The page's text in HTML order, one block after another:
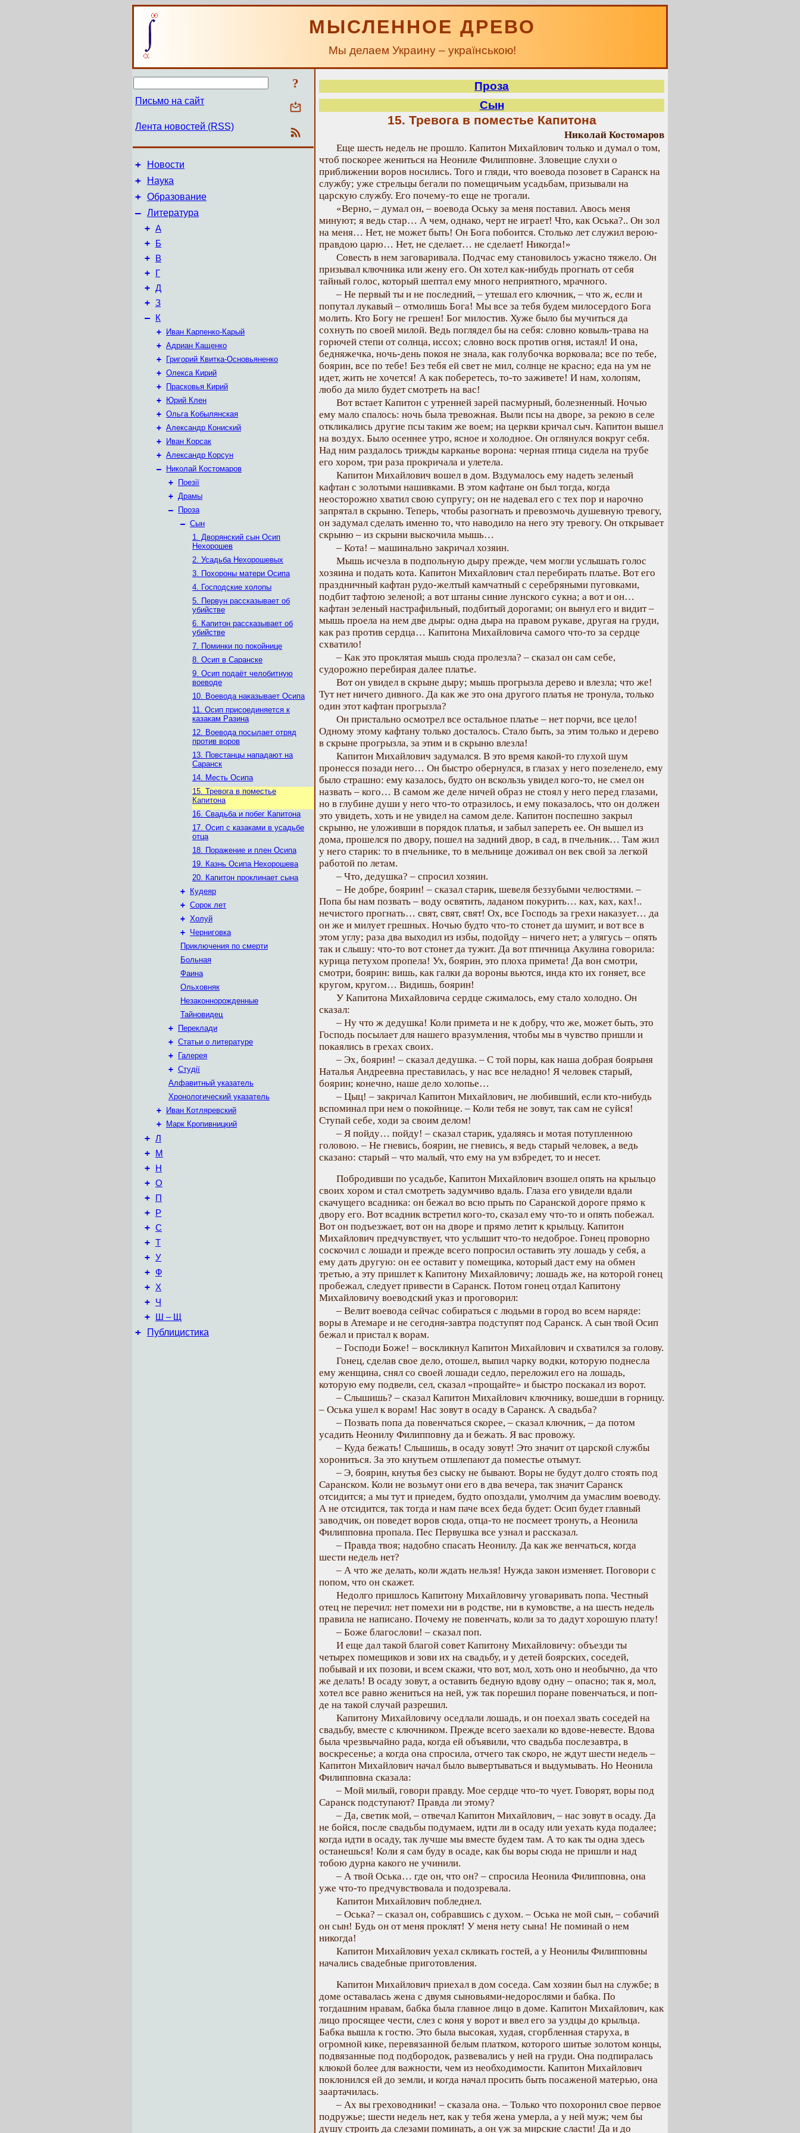
МЫСЛЕННОЕ ДРЕВО
Мы делаем Украину – українською!
?
Письмо на сайт
Лента новостей (RSS)
+ Новости
+ Наука
+ Образование
– Литература
+ А
+ Б
+ В
+ Г
+ Д
+ З
– К
+
Иван Карпенко-Карый
+ Адриан Кащенко
+
Григорий Квитка-Основьяненко
+ Олекса Кирий
+
Прасковья Кирий
+
Юрий Клен
+ Ольга Кобылянская
+ Александр Кониский
+
Иван Корсак
+ Александр Корсун
–
Николай Костомаров
+
Поезії
+ Драмы
–
Проза
– Сын
1. Дворянский сын Осип
Нехорошев
2. Усадьба Нехорошевых
3. Похороны матери Осипа
4. Господские холопы
5. Первун рассказывает об
убийстве
6. Капитон рассказывает об
убийстве
7. Поминки по покойнице
8. Осип в Саранске
9. Осип подаёт челобитную
воеводе
10. Воевода наказывает Осипа
11. Осип присоединяется к
казакам Разина
12. Воевода посылает отряд
против воров
13. Повстанцы нападают на
Саранск
14. Месть Осипа
15. Тревога в поместье
Капитона
16. Свадьба и побег Капитона
17. Осип с казаками в усадьбе
отца
18. Поражение и плен Осипа
19. Казнь Осипа Нехорошева
20. Капитон проклинает сына
+
Кудеяр
+ Сорок лет
+ Холуй
+ Черниговка
Приключения по смерти
Больная
Фаина
Ольховняк
Незаконнорожденные
Тайновидец
+
Переклади
+ Статьи о литературе
+
Галерея
+ Студії
Алфавитный указатель
Хронологический указатель
+
Иван Котляревский
+
Марк Кропивницкий
+ Л
+ М
+ Н
+ О
+ П
+ Р
+ С
+ Т
+ У
+ Ф
+ Х
+ Ч
+ Ш – Щ
+ Публицистика
Проза
Сын
15. Тревога в поместье Капитона
Николай Костомаров
Еще шесть недель не прошло. Капитон Михайлович только и думал о том,
чтоб поскорее жениться на Неониле Филипповне. Зловещие слухи о
приближении воров носились. Того и гляди, что воевода позовет в Саранск на
службу; уже стрельцы бегали по помещичьим усадьбам, призывали на
царскую службу. Его почему-то еще не трогали.
«Верно, – думал он, – воевода Оську за меня поставил. Авось меня
минуют; я ведь стар… А чем, однако, черт не играет! Что, как Оська?.. Он зол
на меня… Нет, не может быть! Он Бога побоится. Столько лет служил верою-
правдою царю… Нет, не сделает… не сделает! Никогда!»
Совесть в нем заговаривала. Подчас ему становилось ужасно тяжело. Он
призывал ключника или жену его. Он хотел как-нибудь прогнать от себя
тайный голос, который шептал ему много неприятного, мрачного.
– Не первый ты и не последний, – утешал его ключник, – что ж, если и
попутал лукавый – отмолишь Бога! Мы все за тебя будем милосердого Бога
молить. Кто Богу не грешен! Бог милостив. Хуже было бы мучиться да
сохнуть по своей милой. Ведь поглядел бы на себя: словно ковыль-трава на
горючей степи от солнца, иссох; словно воск против огня, истаял! И она,
бедняжечка, ночь-день покоя не знала, как голубочка ворковала; все по тебе,
боярин, все по тебе! Без тебя ей свет не мил, солнце не красно; еда на ум не
идет, жить не хочется! А как поберетесь, то-то заживете! И нам, холопям,
любо да мило будет смотреть на вас!
Вот встает Капитон с утренней зарей пасмурный, болезненный. Ночью
ему мало спалось: ночь была тревожная. Выли псы на дворе, за рекою в селе
откликались другие псы таким же воем; на церкви кричал сыч. Капитон вышел
на воздух. Было осеннее утро, ясное и холодное. Он оглянулся вокруг себя.
Над ним раздалось трижды карканье ворона: черная птица сидела на трубе
его хором, три раза прокричала и улетела.
Капитон Михайлович вошел в дом. Вздумалось ему надеть зеленый
кафтан с золотыми нашивками. В этом кафтане он был тогда, когда
неосторожно хватил свою супругу; он не надевал его с тех пор и нарочно
запрятал в скрыню. Теперь, чтобы разогнать и превозмочь душевную тревогу,
он задумал сделать именно то, что наводило на него эту тревогу. Он открывает
скрыню – из скрыни выскочила мышь…
– Кота! – машинально закричал хозяин.
Мышь исчезла в подпольную дыру прежде, чем могли услышать голос
хозяина и подать кота. Капитон Михайлович стал перебирать платье. Вот его
праздничный кафтан рудо-желтый камчатный с серебряными пуговками,
подбит тафтою зеленой; а вот штаны синие лунского сукна; а вот и он…
кафтан зеленый настрафильный, подбитый дорогами; он вынул его и видит –
мышь проела на нем две дыры: одна дыра на правом рукаве, другая на груди,
как раз против сердца… Капитона Михайловича самого что-то за сердце
схватило!
– Как это проклятая мышь сюда пролезла? – сказал он сам себе,
судорожно перебирая далее платье.
Вот он увидел в скрыне дыру; мышь прогрызла дерево и влезла; что же!
Тут нет ничего дивного. Да как же это она другого платья не тронула, только
один этот кафтан прогрызла?
Он пристально осмотрел все остальное платье – нет порчи, все цело!
Одному этому кафтану только досталось. Стало быть, за этим только и дерево
в скрыне прогрызла, за этим и в скрыню влезла!
Капитон Михайлович задумался. В это время какой-то глухой шум
пронесся позади него… Он быстро обернулся, в глазах у него позеленело, ему
было страшно: ему казалось, будто он вскользь увидел кого-то, не смел он
назвать – кого… В самом же деле ничей образ не стоял у него перед глазами,
но в глубине души у него что-то отразилось, и ему показалось, что он должен
это увидеть, хоть и не увидел на самом деле. Капитон поспешно закрыл
скрыню, не уложивши в порядок платья, и забыл запереть ее. Он вышел из
дома, прошелся по двору, пошел на задний двор, в сад, в пчельник… Там жил
у него старик: то в пчельнике, то в мельнице доживал он век свой за легкой
работой по летам.
– Что, дедушка? – спросил хозяин.
– Не добре, боярин! – сказал старик, шевеля беззубыми челюстями. –
Попа бы нам позвать – воду освятить, ладаном покурить… ках, ках, ках!..
нечистого прогнать… свят, свят, свят! Ох, все Господь за грехи наказует… да
он же и милует грешных. Ночью будто что-то стонет да шумит, и вот все в
этом углу; раза два выходил из избы, подойду – ничего нет; а улягусь – опять
так и слышу: что-то вот стонет да тужит. Да вот птичница Акулина говорила:
курица петухом пропела! Ух, боярин, это плоха примета! Да вон смотри,
смотри, боярин: вишь, как галки да вороны вьются, инда кто их гоняет, все
кругом, кругом… Видишь, боярин!
У Капитона Михайловича сердце сжималось, ему стало холодно. Он
сказал:
– Ну что ж дедушка! Коли примета и не к добру, что же, может быть, это
Господь посылает для нашего вразумления, чтобы мы в чувство пришли и
покаялись в грехах своих.
– Эх, боярин! – сказал дедушка. – С той поры, как наша добрая боярыня
Наталья Андреевна преставилась, у нас все неладно! Я человек старый,
боярин; конечно, наше дело холопье…
– Цыц! – закричал Капитон Михайлович, не любивший, если кто-нибудь
вспоминал при нем о покойнице. – Коли тебя не зовут, так сам не суйся!
Ступай себе, ходи за своим делом!
– Я пойду… пойду! – сказал старик, удаляясь и мотая потупленною
головою. – Не гневись, боярин, не гневись, я ведь старый человек, а ведь
сказано: старый – что малый, что ему на ум взбредет, то и несет.
Побродивши по усадьбе, Капитон Михайлович взошел опять на крыльцо
своих хором и стал смотреть задумчиво вдаль. Глаза его увидели вдали
скачущего всадника: он бежал во всю прыть по Саранской дороге прямо к
двору его. Вот всадник встретил кого-то, сказал ему что-то и опять побежал.
Вот он подъезжает, вот он на дворе и прямо летит к крыльцу. Капитон
Михайлович предчувствует, что услышит что-то недоброе. Гонец проворно
соскочил с лошади и прежде всего попросил оставить эту лошадь у себя, а
ему дать другую: он ее оставит у помещика, который даст ему на обмен
третью, а эту пришлет к Капитону Михайловичу; лошадь же, на которой гонец
пробежал, следует привести в Саранск. Потом гонец отдал Капитону
Михайловичу воеводский указ и проговорил:
– Велит воевода сейчас собираться с людьми в город во всем наряде:
воры в Атемаре и не сегодня-завтра подступят под Саранск. А сын твой Осип
бежал и пристал к ворам.
– Господи Боже! – воскликнул Капитон Михайлович и схватился за голову.
Гонец, сделав свое дело, отошел, выпил чарку водки, которую поднесла
ему женщина, снял со своей лошади седло, переложил его на лошадь,
которую ему подвели, сел, сказал «прощайте» и быстро поскакал из ворот.
– Слышишь? – сказал Капитон Михайлович ключнику, вошедши в горницу.
– Оська ушел к ворам! Нас зовут в осаду в Саранск. А свадьба?
– Позвать попа да повенчаться скорее, – сказал ключник, – да потом
усадить Неонилу Филипповну да и бежать. Я вас провожу.
– Куда бежать! Слышишь, в осаду зовут! Это значит от царской службы
хорониться. За это кнутьем отшлепают да поместье отымут.
– Э, боярин, кнутья без сыску не бывают. Воры не будут долго стоять под
Саранском. Коли не возьмут они его в два вечера, так значит Саранск
отсидится; а мы тут и приедем, будто опоздали, умолчим да умаслим воеводу.
А не отсидится, так тогда и нам паче всех беда будет: Осип будет главный
заводчик, он поведет воров сюда, отца-то не посмеет тронуть, а Неонила
Филипповна пропала. Пес Первушка все узнал и рассказал.
– Правда твоя; надобно спасать Неонилу. Да как же венчаться, когда
шести недель нет?
– А что же делать, коли ждать нельзя! Нужда закон изменяет. Поговори с
попом, что он скажет.
Недолго пришлось Капитону Михайловичу уговаривать попа. Честный
отец не перечил: нет помехи ни в родстве, ни в кумовстве, а на шесть недель
правила не написано. Почему не повенчать, коли за то дадут хорошую плату!
– Боже благослови! – сказал поп.
И еще дал такой благой совет Капитону Михайловичу: объезди ты
четырех помещиков и зови их на свадьбу, и у детей боярских, соседей,
побывай и их позови, и всем скажи, что вот, мол, хоть оно и необычно, да что
же делать! В осаду зовут, а оставить бедную вдову одну – опасно; так я, мол,
хотел все равно жениться на ней, уж так порешил поране повенчаться, и поп-
де на такой случай разрешил.
Капитону Михайловичу оседлали лошадь, и он поехал звать соседей на
свадьбу, вместе с ключником. Прежде всего заехали ко вдове-невесте. Вдова
была чрезвычайно рада, когда ей объявили, что свадьба послезавтра, в
воскресенье; а когда она спросила, отчего так скоро, не ждут шести недель –
Капитон Михайлович начал было вывертываться и выдумывать. Но Неонила
Филипповна сказала:
– Мой милый, говори правду. Мое сердце что-то чует. Говорят, воры под
Саранск подступают? Правда ли этому?
– Да, светик мой, – отвечал Капитон Михайлович, – нас зовут в осаду. Да
не бойся, после свадьбы подумаем, идти ли в осаду или уехать куда подалее;
когда идти в осаду, так лучше мы вместе будем там. А то как ты одна здесь
останешься! Коли я сам буду в осаде, как бы воры сюда не пришли и над
тобою дурна какого не учинили.
– А твой Оська… где он, что он? – спросила Неонила Филипповна, она
уже что-то предчувствовала и подозревала.
Капитон Михайлович побледнел.
– Оська? – сказал он, собравшись с духом. – Оська не мой сын, – собачий
он сын! Будь он от меня проклят! У меня нету сына! Не поминай о нем
никогда!
Капитон Михайлович уехал скликать гостей, а у Неонилы Филипповны
начались свадебные приготовления.
Капитон Михайлович приехал в дом соседа. Сам хозяин был на службе; в
доме оставалась жена с двумя сыновьями-недорослями и бабка. По
тогдашним нравам, бабка была главное лицо в доме. Капитон Михайлович, как
лицо просящее чести, слез с коня у ворот и ввел его за уздцы до крыльца.
Бабка вышла к гостю. Это была высокая, худая, сгорбленная старуха, в
огромной кике, перевязанной белым платком, которого шитые золотом концы,
подвязанные под подбородок, развевались у ней на груди. Она подпиралась
клюкой более для важности, чем из необходимости. Капитон Михайлович
поклонился ей до земли, и когда начал просить быть посаженой матерью, она
заартачилась.
– Ах вы греховодники! – сказала она. – Только что похоронил свое первое
подружье; шести недель нет, как у тебя жена умерла, а у ней муж; чем бы
душу строить да слезами поминать, а он уж за мирские сласти! Да и до